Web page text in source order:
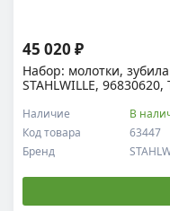
Набор: молотки,
STAHLWILLE,
Код товара 63447
Наличие В
Бренд
45 020 ₽